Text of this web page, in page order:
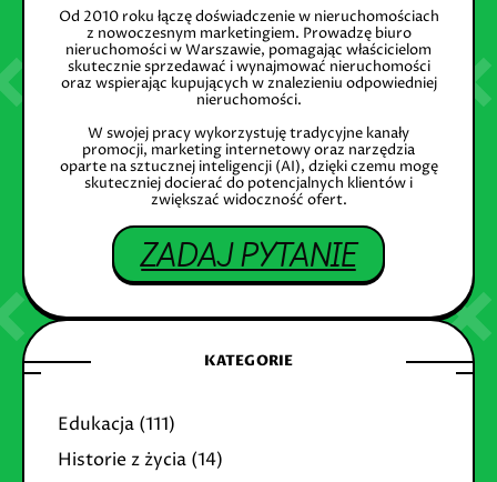
Od 2010 roku łączę doświadczenie w nieruchomościach
z nowoczesnym marketingiem. Prowadzę biuro
nieruchomości w Warszawie, pomagając właścicielom
skutecznie sprzedawać i wynajmować nieruchomości
oraz wspierając kupujących w znalezieniu odpowiedniej
nieruchomości.
W swojej pracy wykorzystuję tradycyjne kanały
promocji, marketing internetowy oraz narzędzia
oparte na sztucznej inteligencji (AI), dzięki czemu mogę
skuteczniej docierać do potencjalnych klientów i
zwiększać widoczność ofert.
ZADAJ PYTANIE
KATEGORIE
Edukacja (111)
Historie z życia (14)